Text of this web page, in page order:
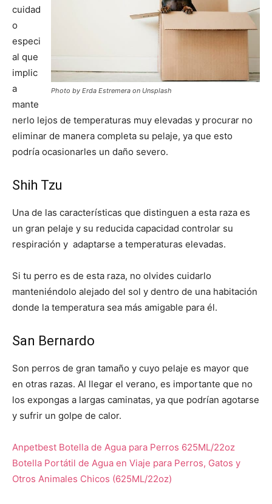
Photo by Erda Estremera on Unsplash
cuidad
o
especi
al que
implic
a
mante
nerlo lejos de temperaturas muy elevadas y procurar no
eliminar de manera completa su pelaje, ya que esto
podría ocasionarles un daño severo.
Shih Tzu
Una de las características que distinguen a esta raza es
un gran pelaje y su reducida capacidad controlar su
respiración y adaptarse a temperaturas elevadas.
Si tu perro es de esta raza, no olvides cuidarlo
manteniéndolo alejado del sol y dentro de una habitación
donde la temperatura sea más amigable para él.
San Bernardo
Son perros de gran tamaño y cuyo pelaje es mayor que
en otras razas. Al llegar el verano, es importante que no
los expongas a largas caminatas, ya que podrían agotarse
y sufrir un golpe de calor.
Anpetbest Botella de Agua para Perros 625ML/22oz
Botella Portátil de Agua en Viaje para Perros, Gatos y
Otros Animales Chicos (625ML/22oz)